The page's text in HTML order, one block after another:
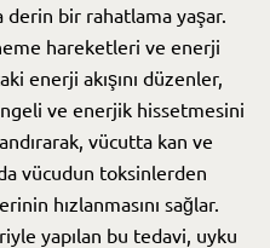
bir rahatlama yaşar.
hareketleri ve enerji
enerji akışını düzenler,
ve enerjik hissetmesini
vücutta kan ve
vücudun toksinlerden
hızlanmasını sağlar.
yapılan bu tedavi, uyku